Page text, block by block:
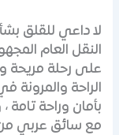
لا داعي للقلق
النقل العام
على رحلة مريحة
الراحة والمرونة
بأمان وراحة
مع سائق عربي